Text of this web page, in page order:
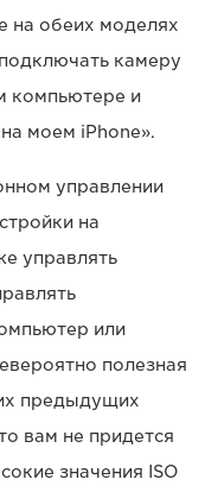
на обеих моделях
камеру
компьютере и
моем iPhone».
управлении
на
управлять
или
полезная
предыдущих
вам не придется
значения ISO